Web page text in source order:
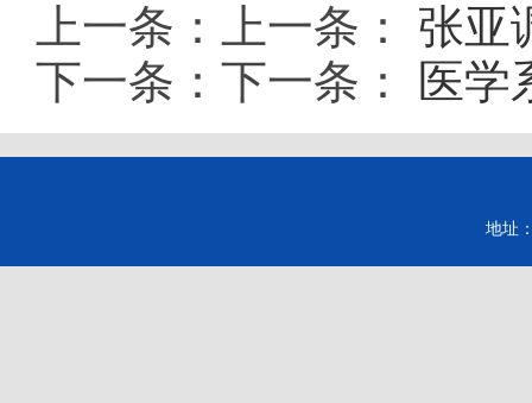
上一条：上一条： 张亚
下一条：下一条：
医学
地址